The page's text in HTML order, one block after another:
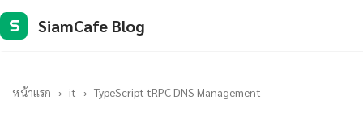
S SiamCafe Blog
หน้าแรก › it › TypeScript tRPC DNS Management